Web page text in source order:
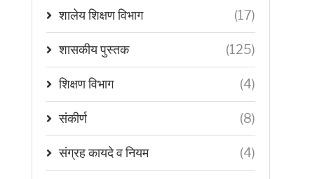
शालेय शिक्षण विभाग (17)
शासकीय पुस्तक (125)
शिक्षण विभाग (4)
संकीर्ण (8)
संग्रह कायदे व नियम (4)